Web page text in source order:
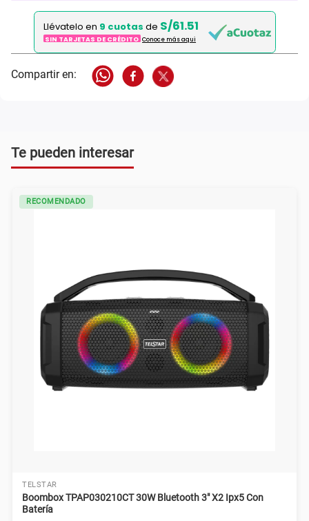
Llévatelo en 9 cuotas de S/61.51
SIN TARJETAS DE CRÉDITO Conoce más aqui
Te pueden interesar
RECOMENDADO
TELSTAR
Boombox TPAP030210CT 30W Bluetooth 3" X2 Ipx5 Con
Batería